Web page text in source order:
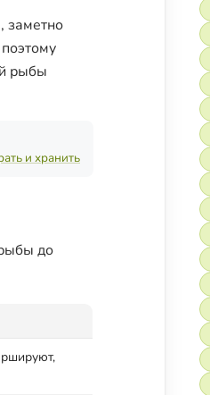
заметно
рыбы
и хранить
до